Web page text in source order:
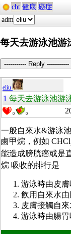
cht 健康 癌症
adm
每天去游泳池游
----------- Reply -----------
eliu
1 每天去游泳池游
0 0
一般自來水&游泳
鹵甲烷，例如 CHCl
能造成膀胱癌或是
烷 吸收的排行是
游泳時由皮膚
飲用自來水
皮膚接觸自來
游泳時由腸胃